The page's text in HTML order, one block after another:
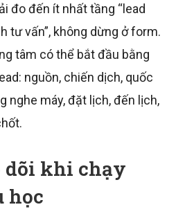
đo đến ít nhất tầng “lead
tư vấn”, không dừng ở form.
tâm có thể bắt đầu bằng
nguồn, chiến dịch, quốc
nghe máy, đặt lịch, đến lịch,
dõi khi chạy
học